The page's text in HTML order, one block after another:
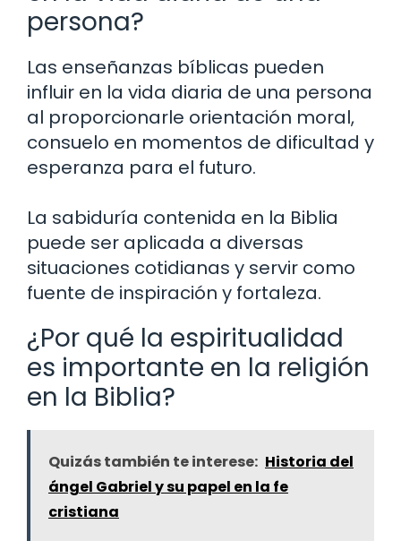
persona?
Las enseñanzas bíblicas pueden
influir en la vida diaria de una persona
al proporcionarle orientación moral,
consuelo en momentos de dificultad y
esperanza para el futuro.
La sabiduría contenida en la Biblia
puede ser aplicada a diversas
situaciones cotidianas y servir como
fuente de inspiración y fortaleza.
¿Por qué la espiritualidad
es importante en la religión
en la Biblia?
Quizás también te interese: Historia del
ángel Gabriel y su papel en la fe
cristiana